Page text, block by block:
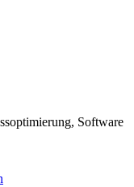
Software